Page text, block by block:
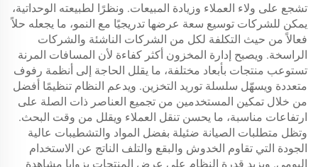
تشجع على ولاء العملاء وزيادة المبيعات. ونظرًا لطبيعته الوحداتية،
يمكن للشركات توسيع سعة عرضها تدريجيًا مع النمو، ما يجعله حلاً
فعالاً من حيث التكلفة لكل من الشركات الناشئة والشركات
الراسخة. ويصبح إدارة المخزون أكثر كفاءة لأن المسافات المرنة
تستوعب منتجات بأبعاد مختلفة، ما يقلل الحاجة إلى أنظمة رفوف
متعددة ويسهّل سلسلة توريد التخزين. ويدعم النظام تنظيمًا أفضل
من خلال تمكين المستخدمين من تجميع العناصر ذات الصلة على
ارتفاعات مناسبة، ما يحسن تنقل العملاء ويقلل من وقت البحث.
وتظل متطلبات الصيانة ضئيلة بفضل المواد والتشطيبات عالية
الجودة التي تقاوم الخدوش والبقع والتلف الناتج عن الاستخدام
اليومي. ويزيد قدرة النظام على عرض المنتجات بزوايا مشاهدة